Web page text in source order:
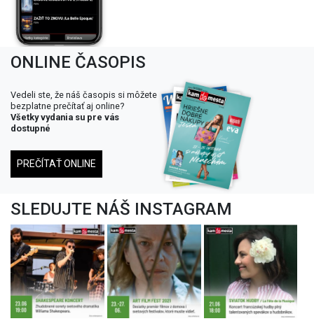
ONLINE ČASOPIS
Vedeli ste, že náš časopis si môžete
bezplatne prečítať aj online?
Všetky vydania su pre vás
dostupné
PREČÍTAŤ ONLINE
SLEDUJTE NÁŠ INSTAGRAM